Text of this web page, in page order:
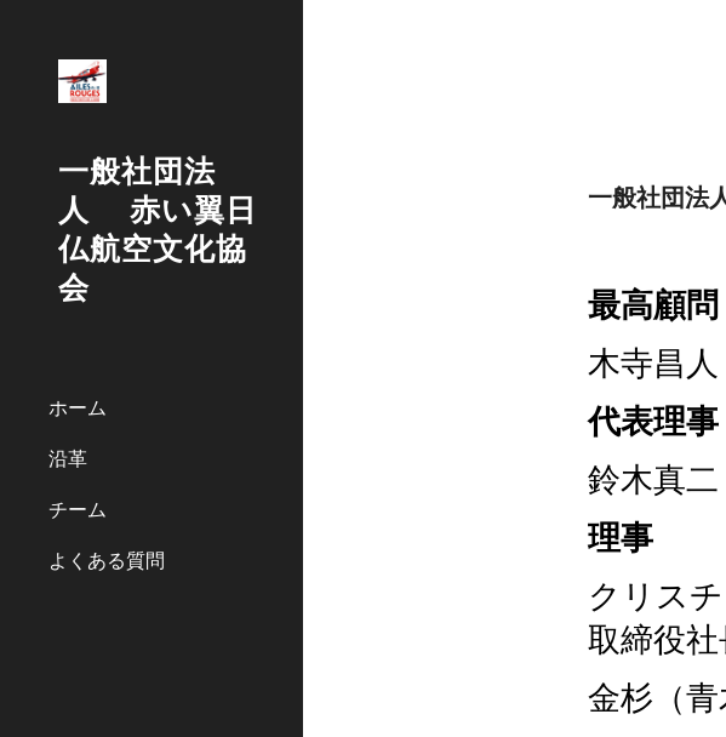
一般社団法
人 赤い翼日
仏航空文化協
会
ホーム
沿革
チーム
よくある質問
一般社団法
最高
木寺昌
代表
鈴木真
理
クリス
取締役社
金杉（